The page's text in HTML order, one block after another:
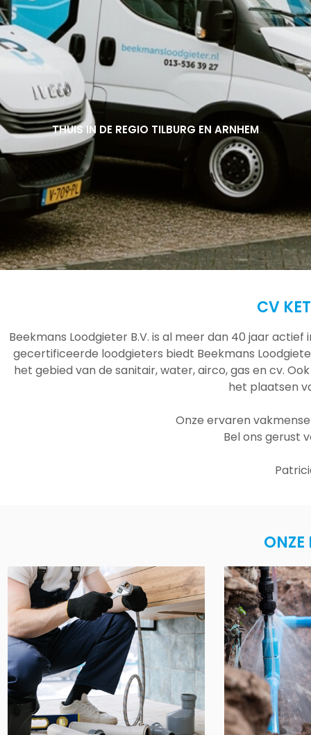
THUIS IN DE REGIO TILBURG EN ARNHEM
THUIS IN DE REGIO TILBURG EN ARNHEM
THUIS IN DE REGIO TILBURG EN ARNHEM
CV
Beekmans Loodgieter B.V. is al meer dan 40 jaar
gecertificeerde loodgieters biedt Beekmans
het gebied van de sanitair, water, airco, gas en cv.
het plaatsen
Onze ervaren
Bel ons gerust
ONZE